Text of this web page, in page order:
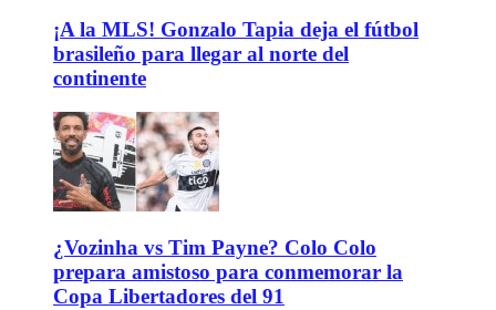
¡A la MLS! Gonzalo Tapia deja el fútbol
brasileño para llegar al norte del
continente
¿Vozinha vs Tim Payne? Colo Colo
prepara amistoso para conmemorar la
Copa Libertadores del 91